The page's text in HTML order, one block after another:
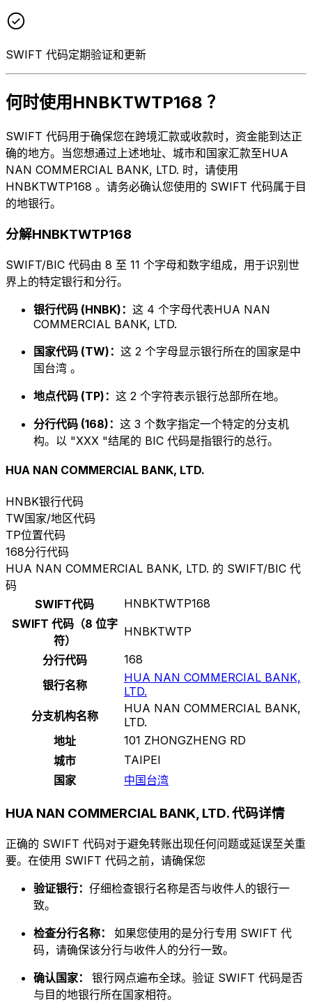
SWIFT 代码定期验证和更新
何时使用HNBKTWTP168 ？
SWIFT 代码用于确保您在跨境汇款或收款时，资金能到达正
确的地方。当您想通过上述地址、城市和国家汇款至HUA
NAN COMMERCIAL BANK, LTD. 时，请使用
HNBKTWTP168 。请务必确认您使用的 SWIFT 代码属于目
的地银行。
分解HNBKTWTP168
SWIFT/BIC 代码由 8 至 11 个字母和数字组成，用于识别世
界上的特定银行和分行。
银行代码 (HNBK)： 这 4 个字母代表HUA NAN
COMMERCIAL BANK, LTD.
国家代码 (TW)： 这 2 个字母显示银行所在的国家是中
国台湾 。
地点代码 (TP)： 这 2 个字符表示银行总部所在地。
分行代码 (168)： 这 3 个数字指定一个特定的分支机
构。以 "XXX "结尾的 BIC 代码是指银行的总行。
HUA NAN COMMERCIAL BANK, LTD.
HNBK银行代码
TW国家/地区代码
TP位置代码
168分行代码
HUA NAN COMMERCIAL BANK, LTD. 的 SWIFT/BIC 代
码
SWIFT代码
HNBKTWTP168
SWIFT 代码（8 位字
符）
HNBKTWTP
分行代码
168
银行名称
HUA NAN COMMERCIAL BANK,
LTD.
分支机构名称
HUA NAN COMMERCIAL BANK,
LTD.
地址
101 ZHONGZHENG RD
城市
TAIPEI
国家
中国台湾
HUA NAN COMMERCIAL BANK, LTD. 代码详情
正确的 SWIFT 代码对于避免转账出现任何问题或延误至关重
要。在使用 SWIFT 代码之前，请确保您
验证银行： 仔细检查银行名称是否与收件人的银行一
致。
检查分行名称： 如果您使用的是分行专用 SWIFT 代
码，请确保该分行与收件人的分行一致。
确认国家： 银行网点遍布全球。验证 SWIFT 代码是否
与目的地银行所在国家相符。